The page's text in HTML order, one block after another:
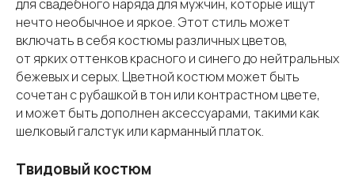
для свадебного наряда для мужчин, которые ищут
нечто необычное и яркое. Этот стиль может
включать в себя костюмы различных цветов,
от ярких оттенков красного и синего до нейтральных
бежевых и серых. Цветной костюм может быть
сочетан с рубашкой в тон или контрастном цвете,
и может быть дополнен аксессуарами, такими как
шелковый галстук или карманный платок.
Твидовый костюм